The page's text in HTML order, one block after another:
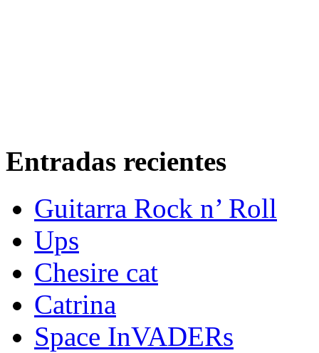
Entradas recientes
Guitarra Rock n’ Roll
Ups
Chesire cat
Catrina
Space InVADERs